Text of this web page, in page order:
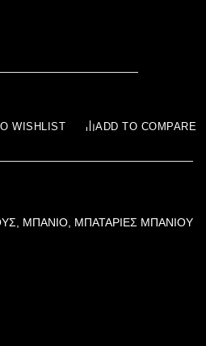
WISHLIST ADD TO COMPARE
ΜΠΑΝΙΟ, ΜΠΑΤΑΡΙΕΣ ΜΠΑΝΙΟΥ